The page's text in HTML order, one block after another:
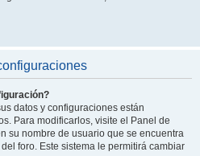
datos y configuraciones están
Para modificarlos, visite el Panel de
su nombre de usuario que se encuentra
foro. Este sistema le permitirá cambiar